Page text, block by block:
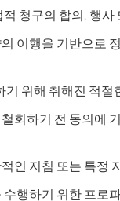
청구의 합의, 행
이행을 기반으로
위해 취해진 적절
회하기 전 동의에
인 지침 또는 특정
행하기 위한 프